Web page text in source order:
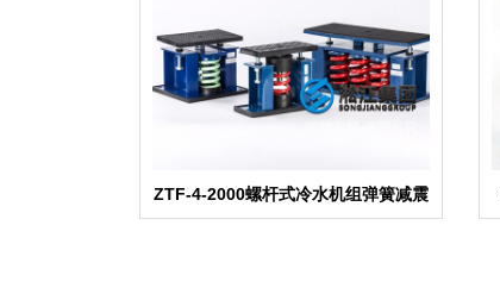
ZTF-4-2000螺杆式冷水机组弹簧减震
器